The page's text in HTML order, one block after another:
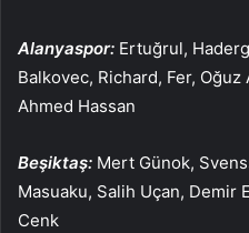
Alanyaspor: Ertuğrul,
Balkovec, Richard, Fer, Oğuz
Ahmed Hassan
Beşiktaş: Mert Günok,
Masuaku, Salih Uçan, Demir
Cenk